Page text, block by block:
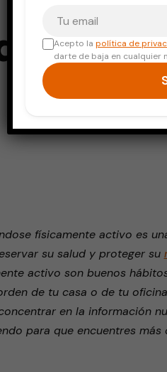
físicamente activo es
su salud y proteger su
activo son buenos
de tu casa o de tu
en la información
para que encuentres
Acepto lapolítica de
darte de baja en cualquier